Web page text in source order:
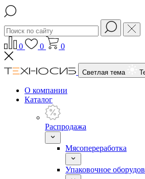
0 0 0
Светлая тема
О компании
Каталог
Распродажа
Мясопереработка
Упаковочное